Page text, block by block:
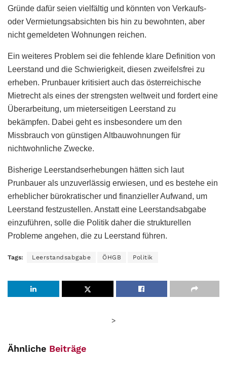
Gründe dafür seien vielfältig und könnten von Verkaufs-
oder Vermietungsabsichten bis hin zu bewohnten, aber
nicht gemeldeten Wohnungen reichen.
Ein weiteres Problem sei die fehlende klare Definition von
Leerstand und die Schwierigkeit, diesen zweifelsfrei zu
erheben. Prunbauer kritisiert auch das österreichische
Mietrecht als eines der strengsten weltweit und fordert eine
Überarbeitung, um mieterseitigen Leerstand zu
bekämpfen. Dabei geht es insbesondere um den
Missbrauch von günstigen Altbauwohnungen für
nichtwohnliche Zwecke.
Bisherige Leerstandserhebungen hätten sich laut
Prunbauer als unzuverlässig erwiesen, und es bestehe ein
erheblicher bürokratischer und finanzieller Aufwand, um
Leerstand festzustellen. Anstatt eine Leerstandsabgabe
einzuführen, solle die Politik daher die strukturellen
Probleme angehen, die zu Leerstand führen.
Tags: Leerstandsabgabe ÖHGB Politik
>
Ähnliche Beiträge